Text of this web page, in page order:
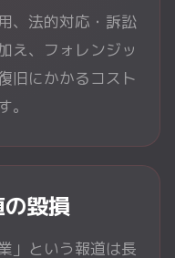
、法的対応・訴訟
え、フォレンジッ
旧にかかるコスト
。
毀損
」という報道は長